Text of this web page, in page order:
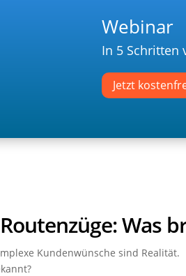
Webinar
In 5 Schritten
Jetzt
Was
Kundenwünsche sind Realität.